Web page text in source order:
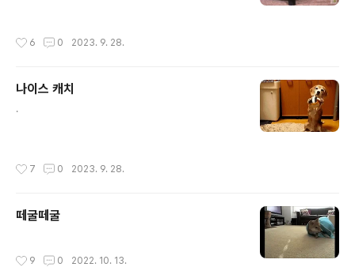
6 0 2023. 9. 28.
나이스 캐치
.
7 0 2023. 9. 28.
떼굴떼굴
9 0 2022. 10. 13.